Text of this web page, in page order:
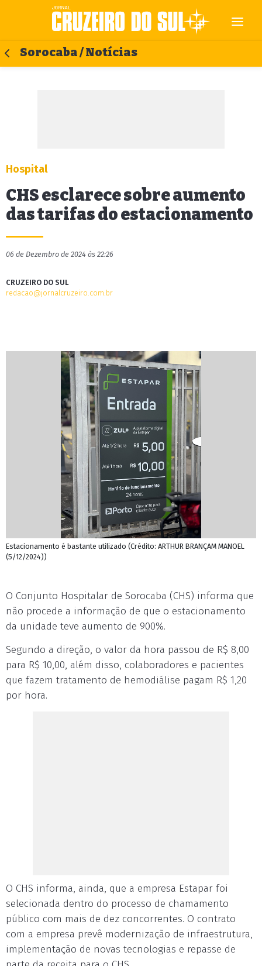
Sorocaba / Notícias
Hospital
CHS esclarece sobre aumento
das tarifas do estacionamento
06 de Dezembro de 2024 às 22:26
CRUZEIRO DO SUL
redacao@jornalcruzeiro.com.br
Estacionamento é bastante utilizado (Crédito: ARTHUR BRANÇAM MANOEL
(5/12/2024))
O Conjunto Hospitalar de Sorocaba (CHS) informa que
não procede a informação de que o estacionamento
da unidade teve aumento de 900%.
Segundo a direção, o valor da hora passou de R$ 8,00
para R$ 10,00, além disso, colaboradores e pacientes
que fazem tratamento de hemodiálise pagam R$ 1,20
por hora.
O CHS informa, ainda, que a empresa Estapar foi
selecionada dentro do processo de chamamento
público com mais de dez concorrentes. O contrato
com a empresa prevê modernização de infraestrutura,
implementação de novas tecnologias e repasse de